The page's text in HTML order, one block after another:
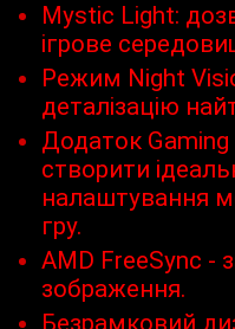
Mystic Light:
ігрове
Режим Night
деталізацію
Додаток Gaming
створити
налаштування
гру.
AMD FreeSync -
зображення.